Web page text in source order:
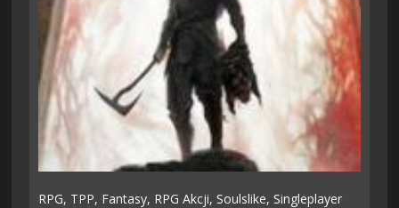
RPG, TPP, Fantasy, RPG Akcji,Soulslike,Singleplayer